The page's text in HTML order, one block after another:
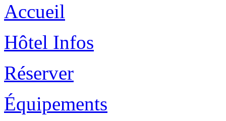
Accueil
Hôtel Infos
Réserver
Équipements